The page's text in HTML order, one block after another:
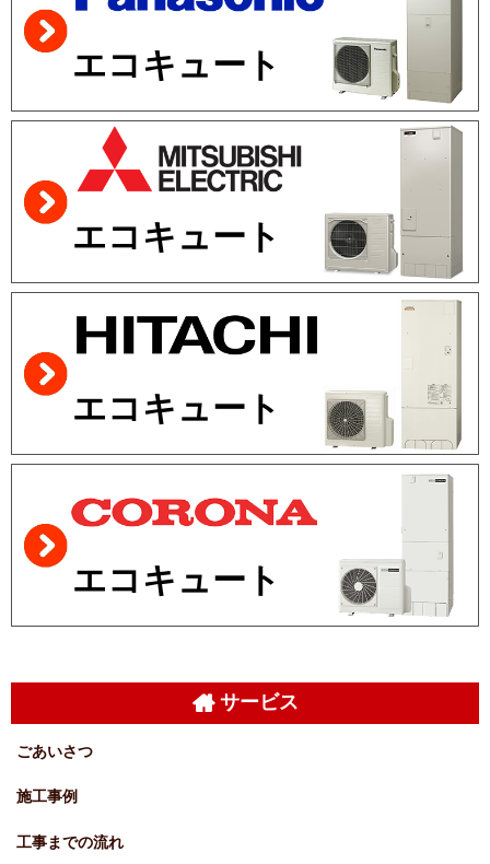
エコキュート
エコキュート
エコキュート
エコキュート
サービス
ごあいさつ
施工事例
工事までの流れ